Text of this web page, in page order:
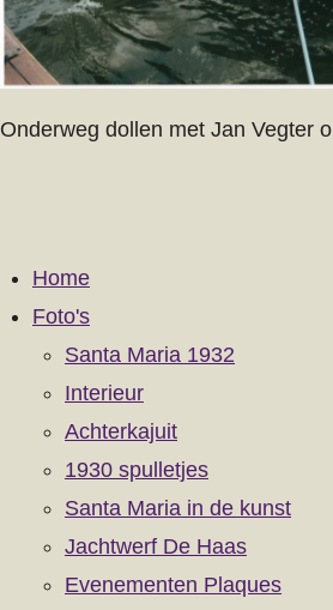
Onderweg dollen met Jan Vegter
Home
Foto's
Santa Maria 1932
Interieur
Achterkajuit
1930 spulletjes
Santa Maria in de kunst
Jachtwerf De Haas
Evenementen Plaques